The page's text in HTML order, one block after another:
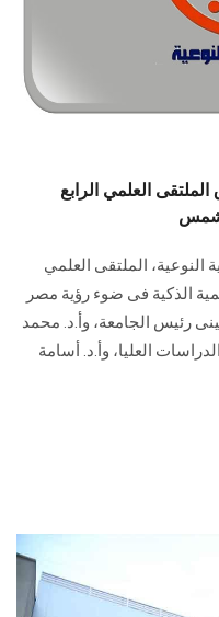
العلمي الرابع
شمس
النوعية، الملتقى العلمي
الذكية فى ضوء رؤية مصر
رئيس الجامعة، وأ.د. محمد
العليا، وأ.د. أسامة